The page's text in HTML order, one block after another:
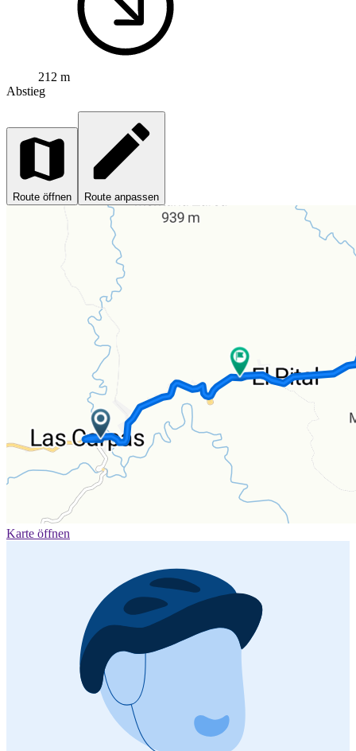
212 m
Abstieg
Route öffnen Route anpassen
Karte öffnen